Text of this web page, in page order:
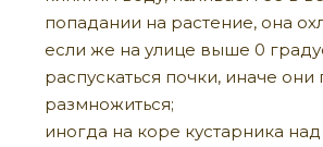
попадании на растение, она
если же на улице выше 0
распускаться почки, иначе
размножиться;
иногда на коре кустарника